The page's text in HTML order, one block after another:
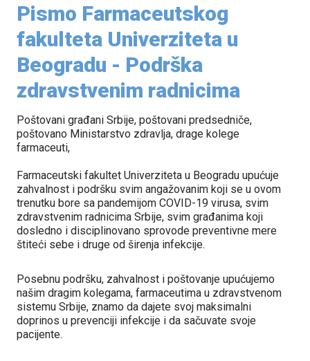
Pismo Farmaceutskog
fakulteta Univerziteta u
Beogradu - Podrška
zdravstvenim radnicima
Poštovani građani Srbije, poštovani predsedniče,
poštovano Ministarstvo zdravlja, drage kolege
farmaceuti,
Farmaceutski fakultet Univerziteta u Beogradu upućuje
zahvalnost i podršku svim angažovanim koji se u ovom
trenutku bore sa pandemijom COVID-19 virusa, svim
zdravstvenim radnicima Srbije, svim građanima koji
dosledno i disciplinovano sprovode preventivne mere
štiteći sebe i druge od širenja infekcije.
Posebnu podršku, zahvalnost i poštovanje upućujemo
našim dragim kolegama, farmaceutima u zdravstvenom
sistemu Srbije, znamo da dajete svoj maksimalni
doprinos u prevenciji infekcije i da sačuvate svoje
pacijente.